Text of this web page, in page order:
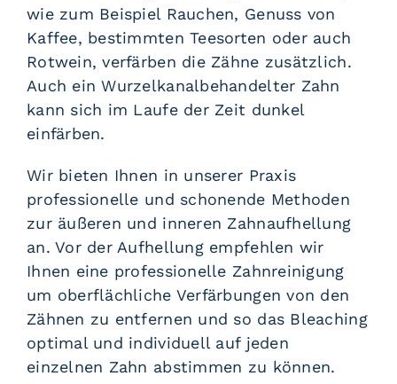
wie zum Beispiel Rauchen, Genuss von
Kaffee, bestimmten Teesorten oder auch
Rotwein, verfärben die Zähne zusätzlich.
Auch ein Wurzelkanalbehandelter Zahn
kann sich im Laufe der Zeit dunkel
einfärben.
Wir bieten Ihnen in unserer Praxis
professionelle und schonende Methoden
zur äußeren und inneren Zahnaufhellung
an. Vor der Aufhellung empfehlen wir
Ihnen eine professionelle Zahnreinigung
um oberflächliche Verfärbungen von den
Zähnen zu entfernen und so das Bleaching
optimal und individuell auf jeden
einzelnen Zahn abstimmen zu können.